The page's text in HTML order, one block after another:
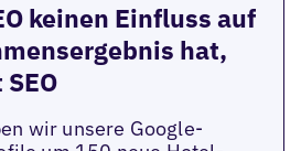
keinen Einfluss auf
hat,
wir unsere Google-